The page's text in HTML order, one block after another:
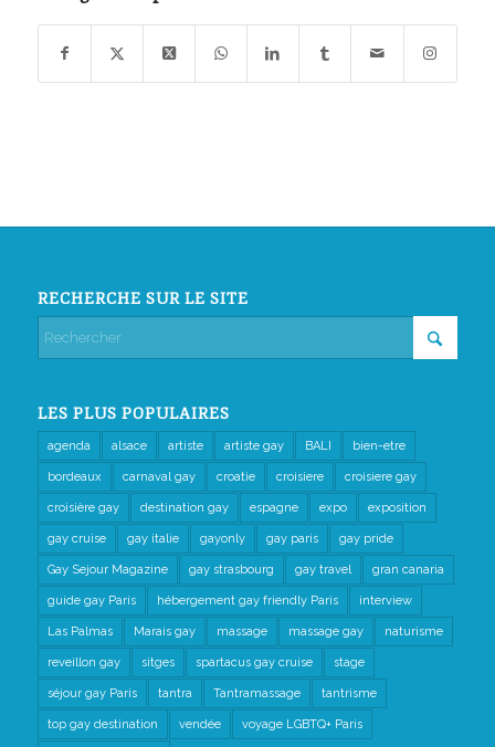
RECHERCHE SUR LE SITE
LES PLUS POPULAIRES
agenda alsace artiste artiste gay BALI bien-etre
bordeaux carnaval gay croatie croisiere croisiere gay
croisière gay destination gay espagne expo exposition
gay cruise gay italie gayonly gay paris gay pride
Gay Sejour Magazine gay strasbourg gay travel gran canaria
guide gay Paris hébergement gay friendly Paris interview
Las Palmas Marais gay massage massage gay naturisme
reveillon gay sitges spartacus gay cruise stage
séjour gay Paris tantra Tantramassage tantrisme
top gay destination vendée voyage LGBTQ+ Paris